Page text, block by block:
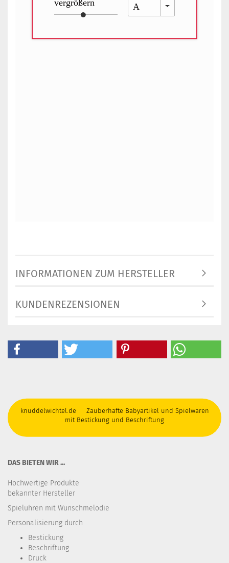
INFORMATIONEN ZUM HERSTELLER
KUNDENREZENSIONEN
knuddelwichtel.de Zauberhafte Babyartikel und Spielwaren
mit Bestickung und Beschriftung
DAS BIETEN WIR ...
Hochwertige Produkte
bekannter Hersteller
Spieluhren mit Wunschmelodie
Personalisierung durch
Bestickung​
Beschriftung
Druck